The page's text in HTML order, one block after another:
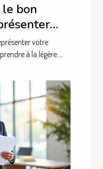
bon
votre
à la légère....